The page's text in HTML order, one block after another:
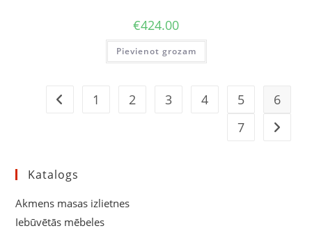
€424.00
Pievienot grozam
1 2 3 4 5
6
7
Katalogs
Akmens masas izlietnes
Iebūvētās mēbeles